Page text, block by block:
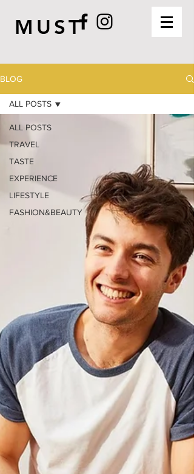
MUST
BLOG
ALL POSTS
TRAVEL
TASTE
EXPERIENCE
LIFESTYLE
FASHION&BEAUTY
ALL POSTS